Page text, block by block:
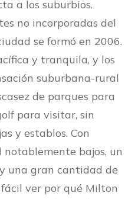
a los suburbios.
no incorporadas del
se formó en 2006.
y tranquila, y los
suburbana-rural
de parques para
para visitar, sin
y establos. Con
bajos, un
una gran cantidad de
ver por qué Milton